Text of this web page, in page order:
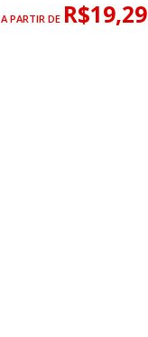
A PARTIR DE R$19,29